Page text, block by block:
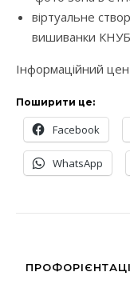
віртуальне
вишиванки
Інформаційний
Поширити це:
Facebook
WhatsApp